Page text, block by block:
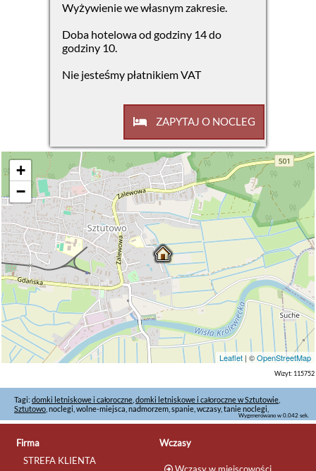
Wyżywienie we własnym zakresie.
Doba hotelowa od godziny 14 do
godziny 10.
Nie jesteśmy płatnikiem VAT
ZAPYTAJ O NOCLEG
+
−
Leaflet | ©OpenStreetMap
Wizyt: 115752
Tagi: domki letniskowe i całoroczne domki letniskowe i całoroczne w Sztutowie
Sztutowo , noclegi, wolne-miejsca, nadmorzem, spanie, wczasy, tanie noclegi,
Wygenerowano w 0.042 sek.
Firma
STREFA KLIENTA
Wczasy